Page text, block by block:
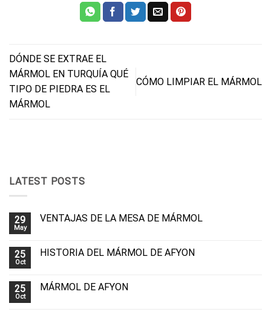
DÓNDE SE EXTRAE EL
MÁRMOL EN TURQUÍA QUÉ
TIPO DE PIEDRA ES EL
MÁRMOL
CÓMO LIMPIAR EL MÁRMOL
LATEST POSTS
29
May
VENTAJAS DE LA MESA DE MÁRMOL
25
Oct
HISTORIA DEL MÁRMOL DE AFYON
25
Oct
MÁRMOL DE AFYON